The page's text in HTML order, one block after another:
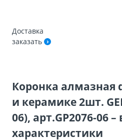
Доставка
заказать
Коронка алмазная
и керамике 2шт.
06), арт.GP2076-06 –
характеристики